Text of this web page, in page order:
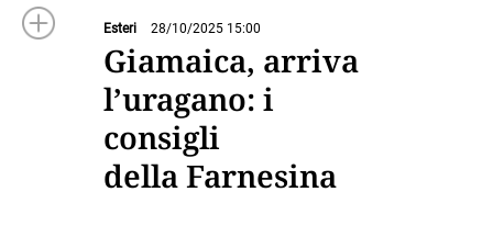
Esteri 28/10/2025 15:00
Giamaica, arriva
l’uragano: i
consigli
della Farnesina